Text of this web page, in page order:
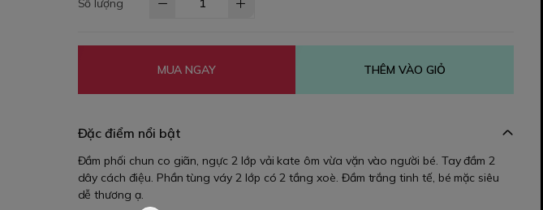
Số lượng
MUA NGAY THÊM VÀO GIỎ
Đặc điểm nổi bật
Đầm phối chun co giãn, ngực 2 lớp vải kate ôm vừa vặn vào người bé. Tay đầm 2
dây cách điệu. Phần tùng váy 2 lớp có 2 tầng xoè. Đầm trắng tinh tế, bé mặc siêu
dễ thương ạ.